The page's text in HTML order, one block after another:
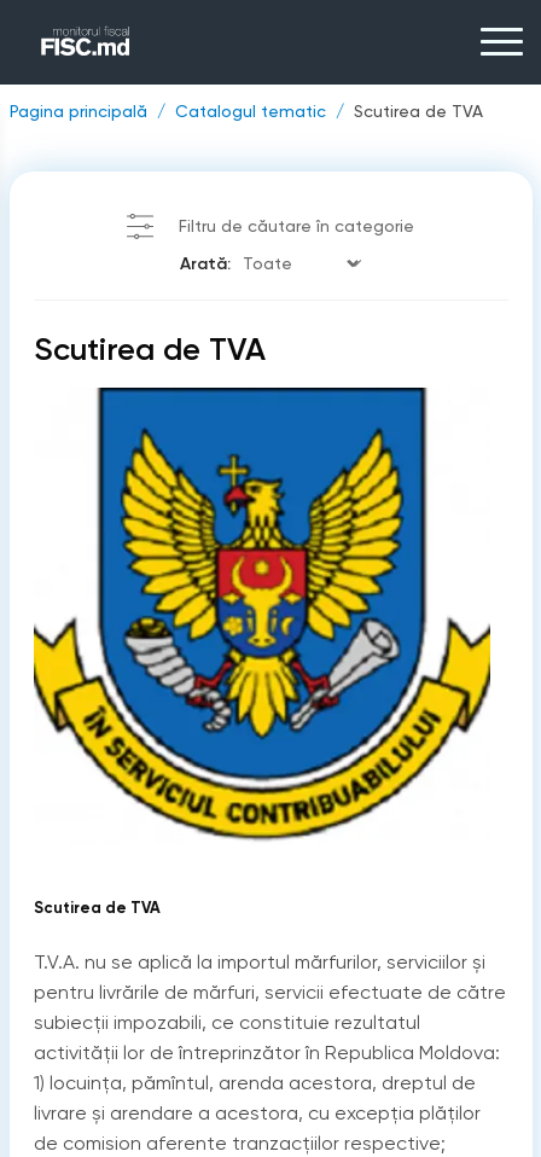
Pagina principală Catalogul tematic Scutirea de TVA
Filtru de căutare în categorie
Arată:
Scutirea de TVA
Scutirea de TVA
T.V.A. nu se aplică la importul mărfurilor, serviciilor şi
pentru livrările de mărfuri, servicii efectuate de către
subiecţii impozabili, ce constituie rezultatul
activităţii lor de întreprinzător în Republica Moldova:
1) locuinţa, pămîntul, arenda acestora, dreptul de
livrare şi arendare a acestora, cu excepţia plăţilor
de comision aferente tranzacţiilor respective;